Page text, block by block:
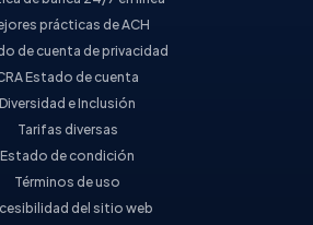
prácticas de ACH
de cuenta de privacidad
Estado de cuenta
Diversidad e Inclusión
Tarifas diversas
Estado de condición
Términos de uso
del sitio web